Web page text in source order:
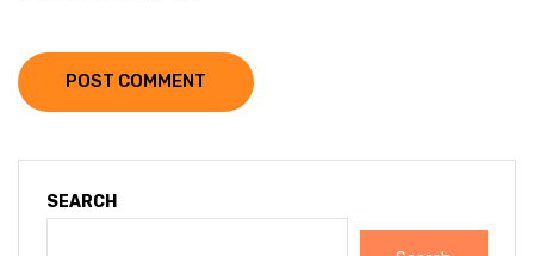
POST COMMENT
SEARCH